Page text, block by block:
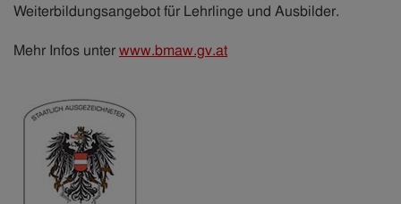
Weiterbildungsangebot für Lehrlinge und Ausbilder.
Mehr Infos unterwww.bmaw.gv.at